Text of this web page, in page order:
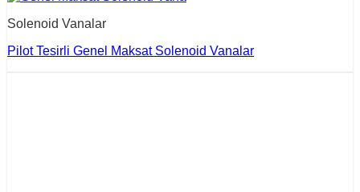
Solenoid Vanalar
Pilot Tesirli Genel Maksat Solenoid Vanalar